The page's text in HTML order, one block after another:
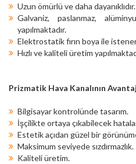
Uzun ömürlü ve daha dayanıklıdır.
Galvaniz, paslanmaz,
yapılmaktadır.
Elektrostatik fırın boya ile
Hızlı ve kaliteli üretim
Prizmatik Hava Kanalının
Bilgisayar kontrolünde tasarım.
İşçilikte ortaya çıkabilecek
Estetik açıdan güzel bir
Maksimum seviyede sızdırmazlık.
Kaliteli üretim.